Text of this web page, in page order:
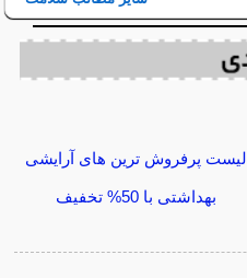
لیست پرفروش ترین های آرایشی
بهداشتی با 50% تخفیف